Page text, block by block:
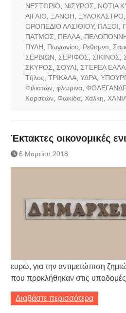
ΝΕΣΤΟΡΙΟ
ΝΙΣΥΡΟΣ ΝΟΤΙΑ
ΑΙΓΑΙΟ
ΞΑΝΘΗ ΞΥΛΟΚΑΣΤΡΟ
ΟΡΟΠΕΔΙΟ ΛΑΣΙΘΙΟΥ, ΠΑΞΟΙ
ΠΑΤΜΟΣ
ΠΕΛΛΑ,
ΠΥΛΗ
Πωγωνίου Ρεθυμνο
ΣΕΡΒΙΩΝ
ΣΕΡΙΦΟΣ ΣΙΚΙΝΟΣ
ΣΚΥΡΟΣ
ΣΟΥΛΙ ΣΤΕΡΕΑ
Τήλος ΤΡΙΚΑΛΑ, ΥΔΡΑ,
Φιλιατών, φλωρινα,
Κορσεών, Φωκίδα, Χάλκη
Έκτακτες οικονομικές
6 Μαρτίου 2018
ευρώ, για την αντιμετώπιση
που προκλήθηκαν στις
Διαβάστε περισσότερα